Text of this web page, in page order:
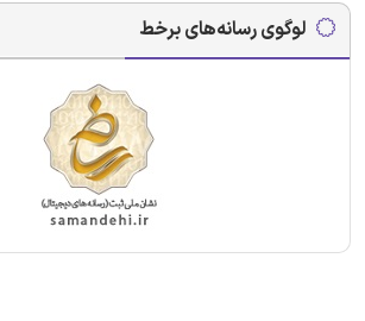
لوگوی رسانه‌های برخط